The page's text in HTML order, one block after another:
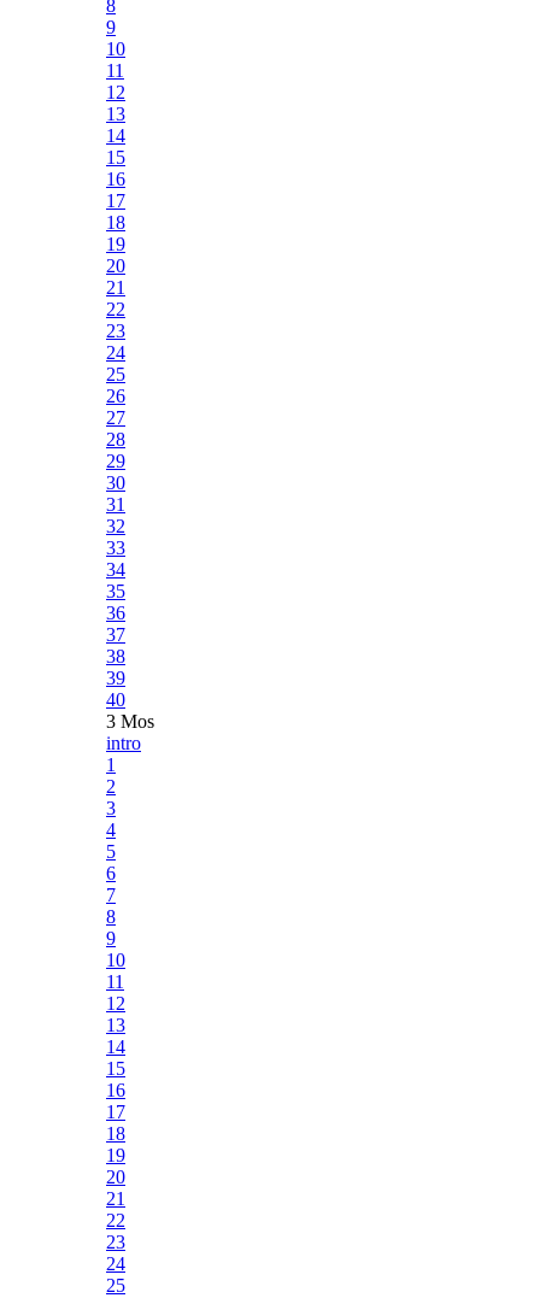
8
9
10
11
12
13
14
15
16
17
18
19
20
21
22
23
24
25
26
27
28
29
30
31
32
33
34
35
36
37
38
39
40
3 Mos
intro
1
2
3
4
5
6
7
8
9
10
11
12
13
14
15
16
17
18
19
20
21
22
23
24
25